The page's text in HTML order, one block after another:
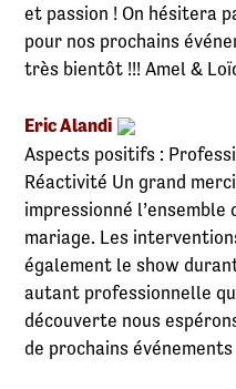
et passion ! On hésitera
pour nos prochains
très bientôt !!! Amel &
Eric Alandi
Aspects positifs :
Réactivité Un grand
impressionné
mariage. Les
également le show
autant professionnelle
découverte nous
de prochains événements